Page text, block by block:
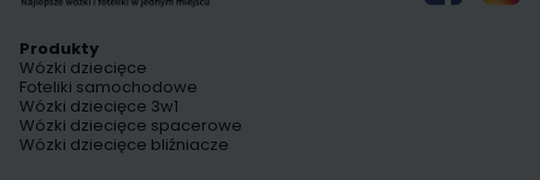
Produkty
Wózki dziecięce
Foteliki samochodowe
Wózki dziecięce 3w1
Wózki dziecięce spacerowe
Wózki dziecięce bliźniacze